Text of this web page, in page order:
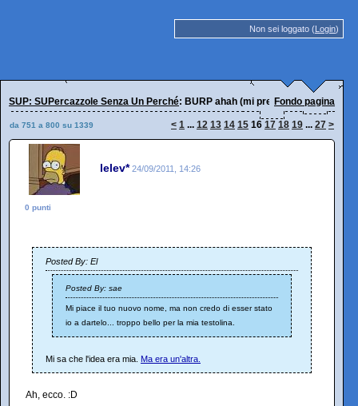
Non sei loggato (Login)
SUP: SUPercazzole Senza Un Perché: BURP ahah (mi presento)Fondo pagina
da 751 a 800 su 1339 < 1 ... 12 13 14 15 16 17 18 19 ... 27 >
lelev* 24/09/2011, 14:26
0 punti
Posted By: El
Posted By: sae
Mi piace il tuo nuovo nome, ma non credo di esser stato
io a dartelo... troppo bello per la mia testolina.
Mi sa che l'idea era mia. Ma era un'altra.
Ah, ecco. :D